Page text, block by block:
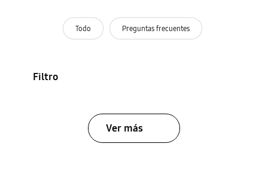
Todo Preguntas frecuentes
Filtro
Ver más